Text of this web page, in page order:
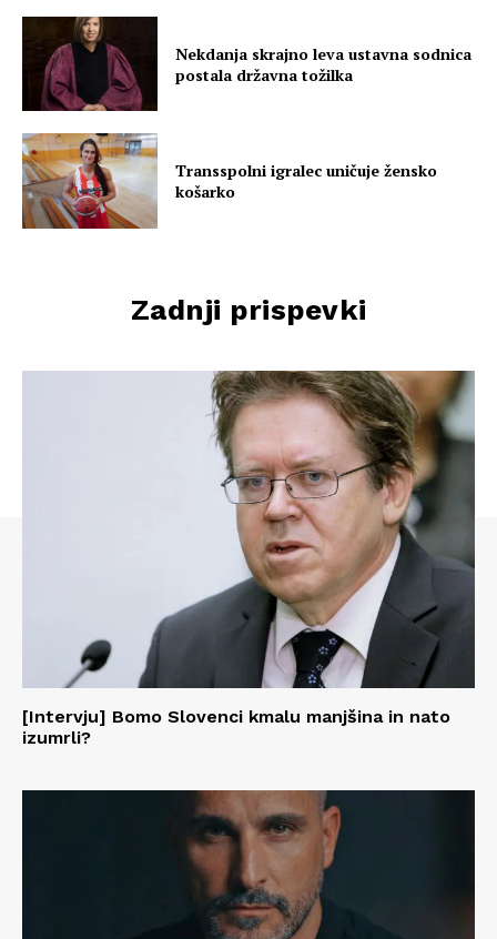
Nekdanja skrajno leva ustavna sodnica
postala državna tožilka
Transspolni igralec uničuje žensko
košarko
Zadnji prispevki
[Intervju] Bomo Slovenci kmalu manjšina in nato
izumrli?